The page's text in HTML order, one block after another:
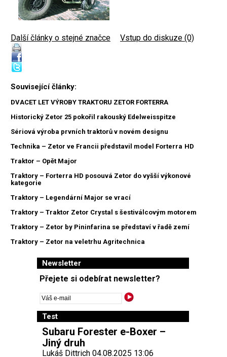
Další články o stejné značce Vstup do diskuze (0)
Související články:
DVACET LET VÝROBY TRAKTORU ZETOR FORTERRA
Historický Zetor 25 pokořil rakouský Edelweisspitze
Sériová výroba prvních traktorů v novém designu
Technika – Zetor ve Francii představil model Forterra HD
Traktor – Opět Major
Traktory – Forterra HD posouvá Zetor do vyšší výkonové
kategorie
Traktory – Legendární Major se vrací
Traktory – Traktor Zetor Crystal s šestiválcovým motorem
Traktory – Zetor by Pininfarina se představí v řadě zemí
Traktory – Zetor na veletrhu Agritechnica
Newsletter
Přejete si odebírat newsletter?
Test
Subaru Forester e-Boxer –
Jiný druh
Lukáš Dittrich 04.08.2025 13:06